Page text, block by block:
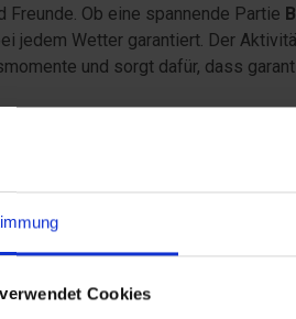
Cookies
Ob eine spannende Partie
jedem Wetter garantiert. Der
und sorgt dafür, dass
Platz im Freien
frische Nordseeluft genießen und
die kleinen Gäste, während Kinder